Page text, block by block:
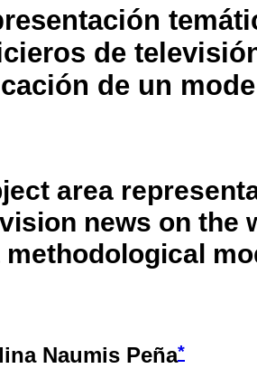
de
de un
area
news on the
methodological
Naumis Peña*